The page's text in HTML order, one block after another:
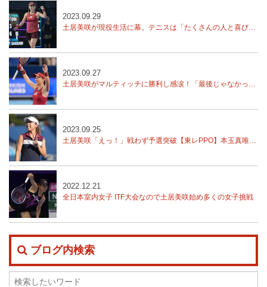
土居美咲が現役生活に幕。テニスは「たくさんの人と喜びを共有できる、凄く素晴らしいスポーツ」【東レPPO】
2023.09.29
土居美咲がマルティッチに勝利し感涙！「最後じゃなかった！」【東レPPO】
2023.09.27
土居美咲「えっ！」戦わず予選突破【東レPPO】本玉真唯、西郷里奈、川口夏実予選突破
2023.09.25
全日本室内女子 ITF大会なので土居美咲始め多くの女子挑戦
2022.12.21
ブログ内検索